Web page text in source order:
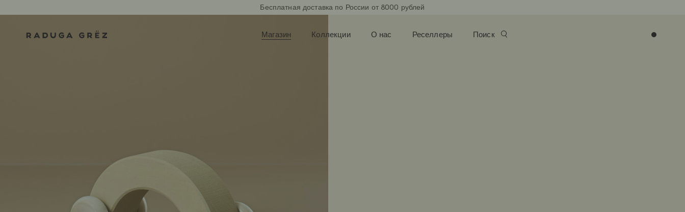
Бесплатная доставка по России от 8000 рублей
Магазин Коллекции О нас Реселлеры Поиск 0